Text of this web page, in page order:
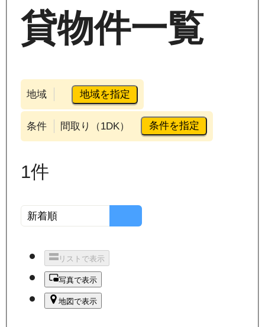
貸物件一覧
地域 地域を指定
条件 間取り（1DK） 条件を指定
1件
リストで表示
写真で表示
地図で表示